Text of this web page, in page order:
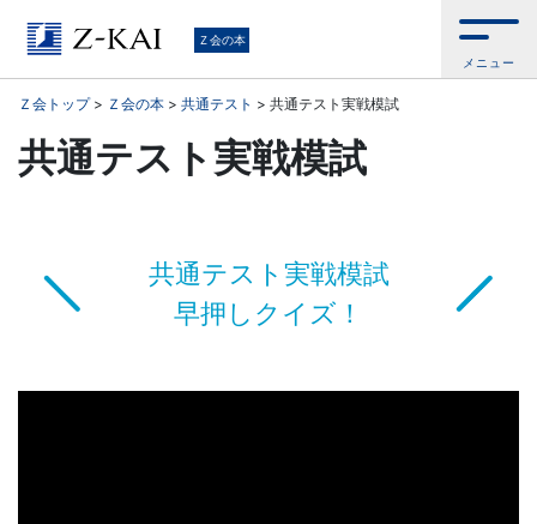
学
習
参
Ｚ会の本
メニュー
Ｚ会トップ> Ｚ会の本 > 共通テスト > 共通テスト実戦模試
共通テスト実戦模試
共通テスト実戦模試
早押しクイズ！